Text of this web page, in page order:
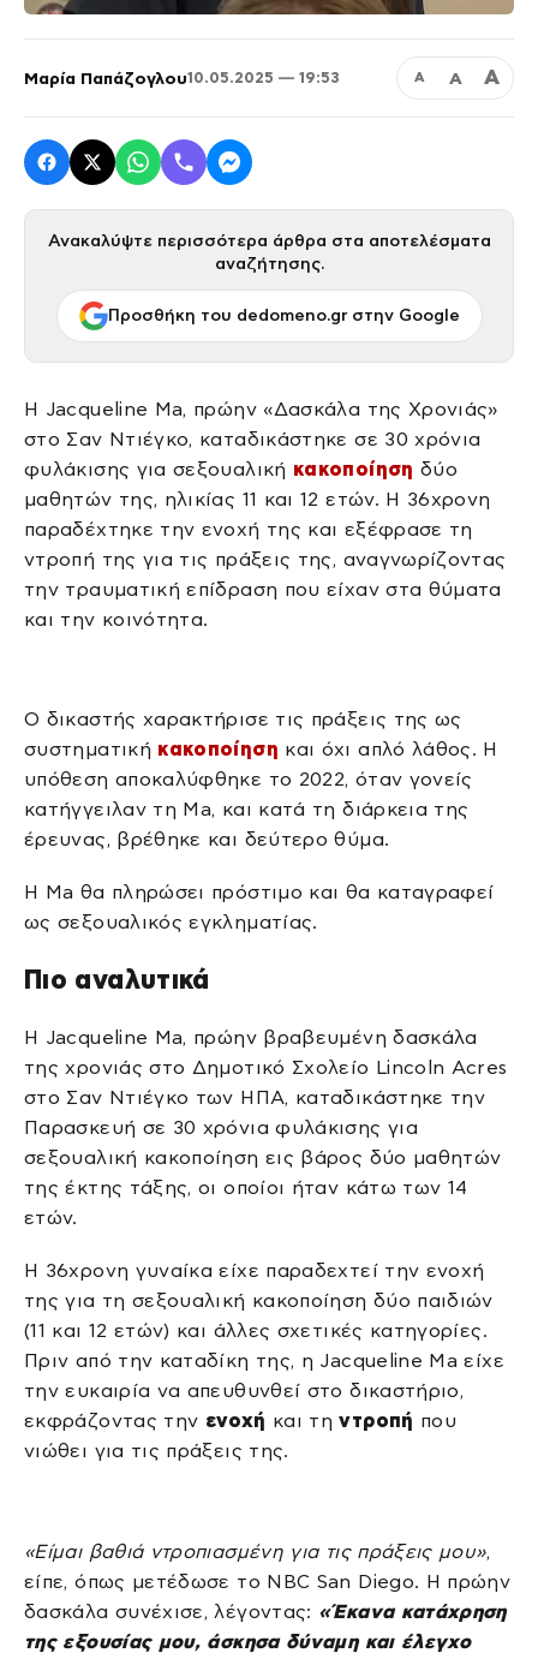
Μαρία Παπάζογλου10.05.2025 — 19:53 Α Α Α
Ανακαλύψτε περισσότερα άρθρα στα αποτελέσματα
αναζήτησης.
Προσθήκη του dedomeno.gr στην Google
Η Jacqueline Ma, πρώην «Δασκάλα της Χρονιάς»
στο Σαν Ντιέγκο, καταδικάστηκε σε 30 χρόνια
φυλάκισης για σεξουαλική κακοποίηση δύο
μαθητών της, ηλικίας 11 και 12 ετών. Η 36χρονη
παραδέχτηκε την ενοχή της και εξέφρασε τη
ντροπή της για τις πράξεις της, αναγνωρίζοντας
την τραυματική επίδραση που είχαν στα θύματα
και την κοινότητα.
Ο δικαστής χαρακτήρισε τις πράξεις της ως
συστηματική κακοποίηση και όχι απλό λάθος. Η
υπόθεση αποκαλύφθηκε το 2022, όταν γονείς
κατήγγειλαν τη Ma, και κατά τη διάρκεια της
έρευνας, βρέθηκε και δεύτερο θύμα.
Η Ma θα πληρώσει πρόστιμο και θα καταγραφεί
ως σεξουαλικός εγκληματίας.
Πιο αναλυτικά
Η Jacqueline Ma, πρώην βραβευμένη δασκάλα
της χρονιάς στο Δημοτικό Σχολείο Lincoln Acres
στο Σαν Ντιέγκο των ΗΠΑ, καταδικάστηκε την
Παρασκευή σε 30 χρόνια φυλάκισης για
σεξουαλική κακοποίηση εις βάρος δύο μαθητών
της έκτης τάξης, οι οποίοι ήταν κάτω των 14
ετών.
Η 36χρονη γυναίκα είχε παραδεχτεί την ενοχή
της για τη σεξουαλική κακοποίηση δύο παιδιών
(11 και 12 ετών) και άλλες σχετικές κατηγορίες.
Πριν από την καταδίκη της, η Jacqueline Ma είχε
την ευκαιρία να απευθυνθεί στο δικαστήριο,
εκφράζοντας την ενοχή και τηντροπή που
νιώθει για τις πράξεις της.
«Είμαι βαθιά ντροπιασμένη για τις πράξεις μου»,
είπε, όπως μετέδωσε το NBC San Diego. Η πρώην
δασκάλα συνέχισε, λέγοντας: «Έκανα κατάχρηση
της εξουσίας μου, άσκησα δύναμη και έλεγχο